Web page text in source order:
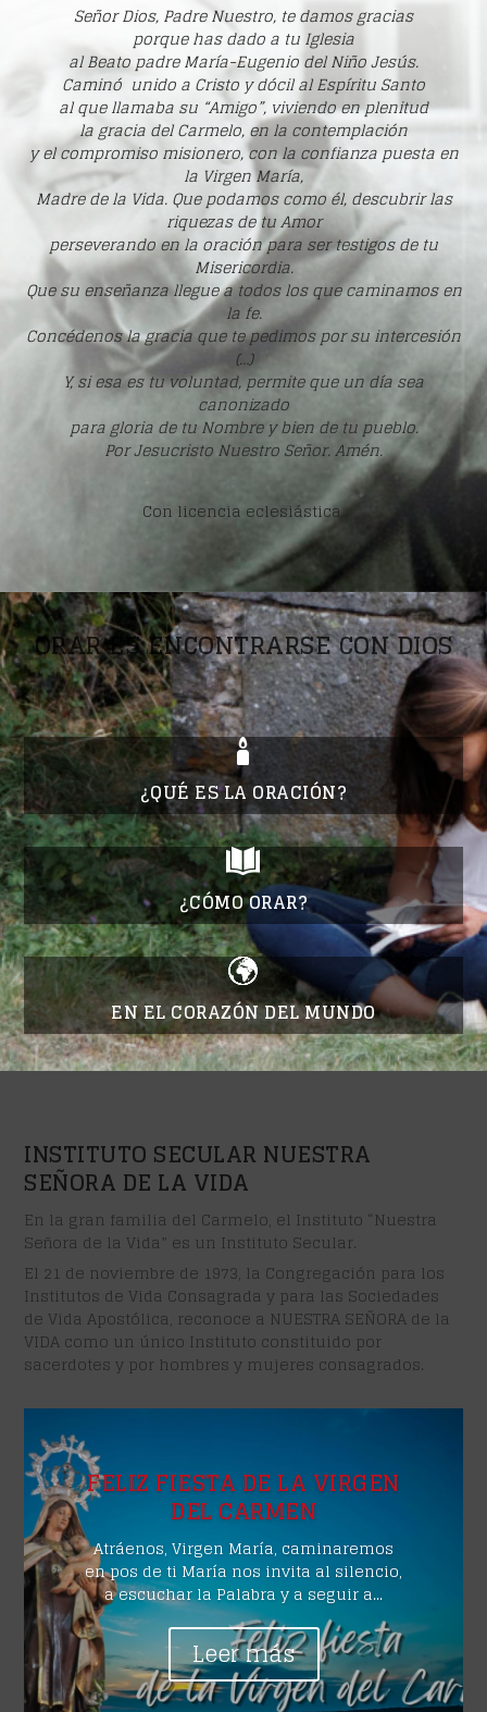
Señor Dios, Padre Nuestro, te damos gracias
porque has dado a tu Iglesia
al Beato padre María-Eugenio del Niño Jesús.
Caminó unido a Cristo y dócil al Espíritu Santo
al que llamaba su “Amigo”, viviendo en plenitud
la gracia del Carmelo, en la contemplación
y el compromiso misionero, con la confianza puesta en
la Virgen María,
Madre de la Vida. Que podamos como él, descubrir las
riquezas de tu Amor
perseverando en la oración para ser testigos de tu
Misericordia.
Que su enseñanza llegue a todos los que caminamos en
la fe.
Concédenos la gracia que te pedimos por su intercesión
(…)
Y, si esa es tu voluntad, permite que un día sea
canonizado
para gloria de tu Nombre y bien de tu pueblo.
Por Jesucristo Nuestro Señor. Amén.
Con licencia eclesiástica.
ORAR ES ENCONTRARSE CON DIOS
¿QUÉ ES LA ORACIÓN?
¿CÓMO ORAR?
EN EL CORAZÓN DEL MUNDO
INSTITUTO SECULAR NUESTRA
SEÑORA DE LA VIDA
En la gran familia del Carmelo, el Instituto “Nuestra
Señora de la Vida” es un Instituto Secular.
El 21 de noviembre de 1973, la Congregación para los
Institutos de Vida Consagrada y para las Sociedades
de Vida Apostólica, reconoce a NUESTRA SEÑORA de la
VIDA como un único Instituto constituido por
sacerdotes y por hombres y mujeres consagrados.
FELIZ FIESTA DE LA VIRGEN
DEL CARMEN
Atráenos, Virgen María, caminaremos
en pos de ti María nos invita al silencio,
a escuchar la Palabra y a seguir a...
Leer más